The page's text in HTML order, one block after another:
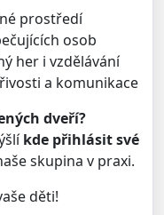
prostředí
osob
her i vzdělávání
a komunikace
dveří?
kde přihlásit své
skupina v praxi.
děti!